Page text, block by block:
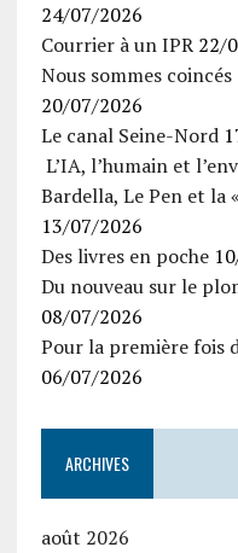
24/07/2026
Courrier à un IPR 22/
Nous sommes
20/07/2026
Le canal Seine-Nord
L’IA, l’humain et
Bardella, Le Pen et la
13/07/2026
Des livres en poche
Du nouveau sur le
08/07/2026
Pour la première fois
06/07/2026
ARCHIVES
août 2026